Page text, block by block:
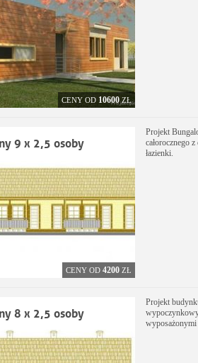
CENY OD 10600ZŁ
9 x 2,5 osoby
CENY OD 4200ZŁ
Projekt
całorocznego
łazienki.
8 x 2,5 osoby
Projekt
wyposażonymi